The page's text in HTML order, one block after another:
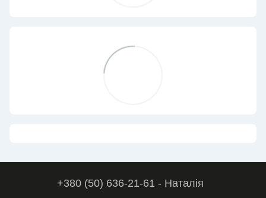
+380 (50) 636-21-61 - Наталія